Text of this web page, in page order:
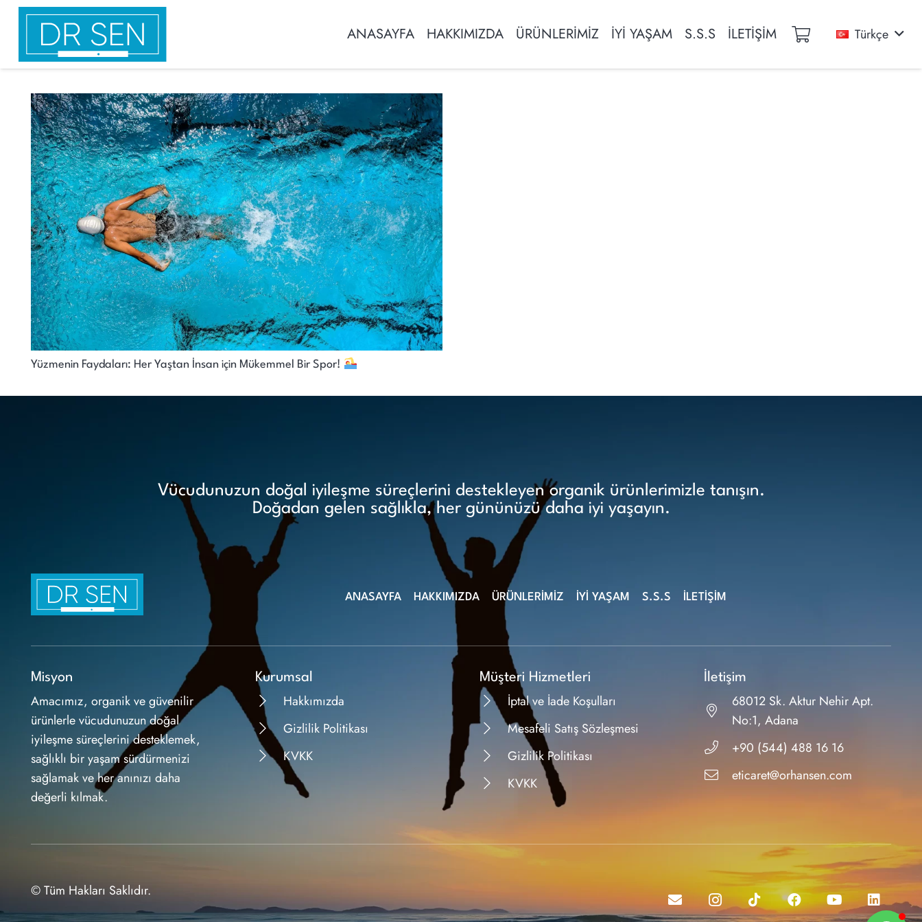
ANASAYFA HAKKIMIZDA ÜRÜNLERİMİZ İYİ YAŞAM S.S.S İLETİŞİM Türkçe
Yüzmenin Faydaları: Her Yaştan İnsan için Mükemmel Bir Spor! ‍‍‍
Vücudunuzun doğal iyileşme süreçlerini destekleyen organik ürünlerimizle tanışın.
Doğadan gelen sağlıkla, her gününüzü daha iyi yaşayın.
ANASAYFA HAKKIMIZDA ÜRÜNLERİMİZ İYİ YAŞAM S.S.S İLETİŞİM
Misyon
Amacımız, organik ve güvenilir
ürünlerle vücudunuzun doğal
iyileşme süreçlerini desteklemek,
sağlıklı bir yaşam sürdürmenizi
sağlamak ve her anınızı daha
değerli kılmak.
Kurumsal
Hakkımızda
Gizlilik Politikası
KVKK
Müşteri Hizmetleri
İptal ve İade Koşulları
Mesafeli Satış Sözleşmesi
Gizlilik Politikası
KVKK
İletişim
68012 Sk. Aktur Nehir Apt.
No:1, Adana
+90 (544) 488 16 16
eticaret@orhansen.com
© Tüm Hakları Saklıdır.